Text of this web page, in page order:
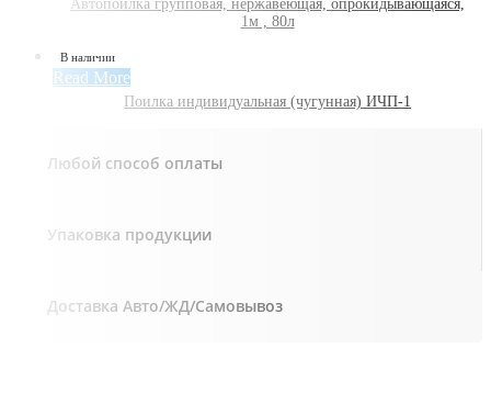
Автопоилка групповая, нержавеющая, опрокидывающаяся,
1м , 80л
В наличии
Read More
Поилка индивидуальная (чугунная) ИЧП-1
Любой способ оплаты
Упаковка продукции
Доставка Авто/ЖД/Самовывоз